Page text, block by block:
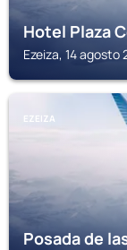
Hotel Plaza
Ezeiza, 14
EZEIZA
Posada de